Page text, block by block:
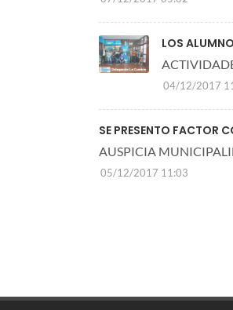
LOS
04/12/2017
SE PRESENTO FACTOR
AUSPICIA
05/12/2017 11:03